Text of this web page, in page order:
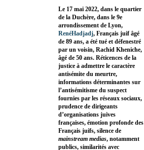
Le 17 mai 2022, dans le quartier
de la Duchère, dans le 9e
arrondissement de Lyon,
RenéHadjadj, Français juif âgé
de 89 ans, a été tué et défenestré
par un voisin, Rachid Kheniche,
âgé de 50 ans. Réticences de la
justice à admettre le caractère
antisémite du meurtre,
informations déterminantes sur
l’antisémitisme du suspect
fournies par les réseaux sociaux,
prudence de dirigeants
d’organisations juives
françaises, émotion profonde des
Français juifs, silence de
mainstream medias, notamment
publics, similarités avec